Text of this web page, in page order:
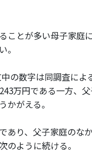
ことが多い母子家庭
。
の数字は同調査によ
万円である一方、
がえる。
あり、父子家庭のな
ように続ける。